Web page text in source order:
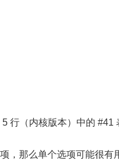
行（内核版本）中的 #41
，那么单个选项可能很